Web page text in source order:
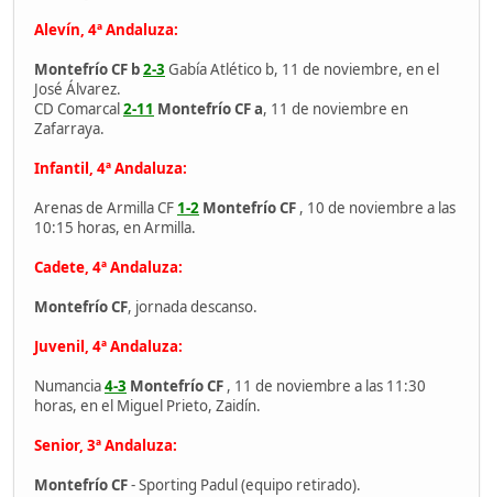
Alevín, 4ª Andaluza:
Montefrío CF b2-3 Gabía Atlético b, 11 de noviembre, en el
José Álvarez.
CD Comarcal2-11 Montefrío CF a, 11 de noviembre en
Zafarraya.
Infantil, 4ª Andaluza:
Arenas de Armilla CF 1-2 Montefrío CF , 10 de noviembre a las
10:15 horas, en Armilla.
Cadete, 4ª Andaluza:
Montefrío CF, jornada descanso.
Juvenil, 4ª Andaluza:
Numancia4-3 Montefrío CF , 11 de noviembre a las 11:30
horas, en el Miguel Prieto, Zaidín.
Senior, 3ª Andaluza:
Montefrío CF- Sporting Padul (equipo retirado).